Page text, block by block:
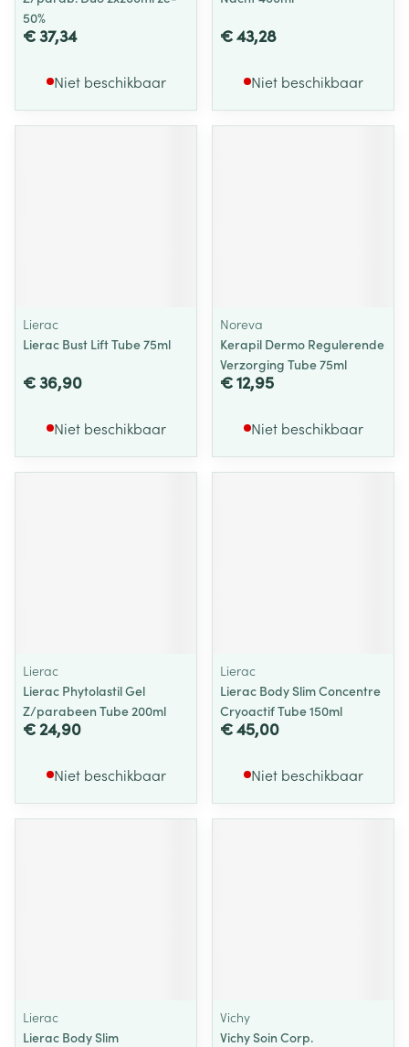
50%
€ 37,34
Niet beschikbaar
€ 43,28
Niet beschikbaar
Lierac
Lierac Bust Lift Tube 75ml
€ 36,90
Niet beschikbaar
Noreva
Kerapil Dermo Regulerende
Verzorging Tube 75ml
€ 12,95
Niet beschikbaar
Lierac
Lierac Phytolastil Gel
Z/parabeen Tube 200ml
€ 24,90
Niet beschikbaar
Lierac
Lierac Body Slim Concentre
Cryoactif Tube 150ml
€ 45,00
Niet beschikbaar
Lierac
Lierac Body Slim
Vichy
Vichy Soin Corp.